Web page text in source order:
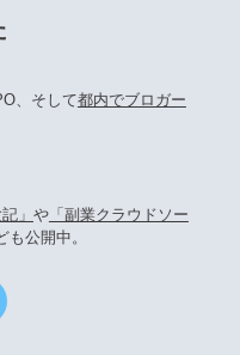
、そして都内でブロガー
」 や「副業クラウドソー
も公開中。